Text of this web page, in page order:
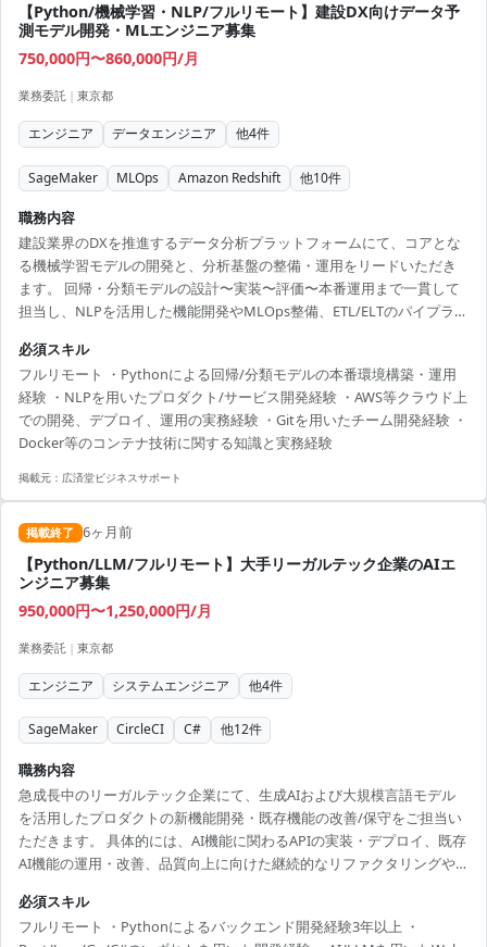
【Python/機械学習・NLP/フルリモート】建設DX向けデータ予
測モデル開発・MLエンジニア募集
750,000円〜860,000円/月
業務委託 | 東京都
エンジニア データエンジニア 他4件
SageMaker MLOps Amazon Redshift 他10件
職務内容
建設業界のDXを推進するデータ分析プラットフォームにて、コアとな
る機械学習モデルの開発と、分析基盤の整備・運用をリードいただき
ます。 回帰・分類モデルの設計〜実装〜評価〜本番運用まで一貫して
担当し、NLPを活用した機能開発やMLOps整備、ETL/ELTのパイプライ
いたします。
必須スキル
フルリモート ・Pythonによる回帰/分類モデルの本番環境構築・運用
経験 ・NLPを用いたプロダクト/サービス開発経験 ・AWS等クラウド上
での開発、デプロイ、運用の実務経験 ・Gitを用いたチーム開発経験 ・
Docker等のコンテナ技術に関する知識と実務経験
掲載元： 広済堂ビジネスサポート
掲載終了 6ヶ月前
【Python/LLM/フルリモート】大手リーガルテック企業のAIエ
ンジニア募集
950,000円〜1,250,000円/月
業務委託 | 東京都
エンジニア システムエンジニア 他4件
SageMaker CircleCI C# 他12件
職務内容
急成長中のリーガルテック企業にて、生成AIおよび大規模言語モデル
を活用したプロダクトの新機能開発・既存機能の改善/保守をご担当い
ただきます。 具体的には、AI機能に関わるAPIの実装・デプロイ、既存
AI機能の運用・改善、品質向上に向けた継続的なリファクタリングや
から下流工程まで一貫して関与できる環境です。業務委託メンバーも
多く、意見が出しやすい文化です。
必須スキル
フルリモート ・Pythonによるバックエンド開発経験3年以上 ・